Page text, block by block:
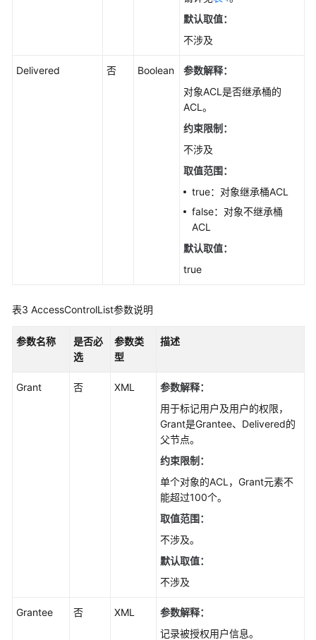
皮
默认取值：
不涉及
Delivered 否 Boolean
参数解释：
对象ACL是否继承桶的
ACL。
约束限制：
不涉及
取值范围：
true：对象继承桶ACL
false：对象不继承桶
ACL
默认取值：
true
表3 AccessControlList参数说明
参数名称
是否必
选
参数类
型
描述
Grant 否 XML
参数解释：
用于标记用户及用户的权限，
Grant是Grantee、Delivered的
父节点。
约束限制：
单个对象的ACL，Grant元素不
能超过100个。
取值范围：
不涉及。
默认取值：
不涉及
Grantee 否 XML
参数解释：
记录被授权用户信息。